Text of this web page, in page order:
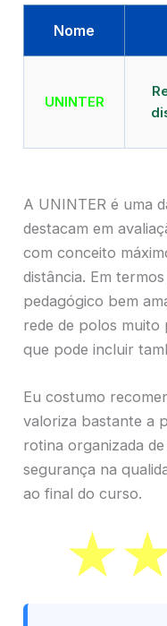
Nome
UNINTER
A UNINTER é uma
destacam em
com conceito
distância. Em
pedagógico bem
rede de polos muito
que pode incluir
Eu costumo
valoriza bastante a
rotina organizada
segurança na
ao final do curso.